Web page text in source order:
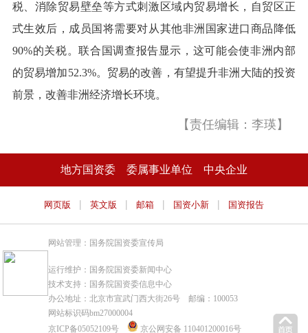
税、消除贸易壁垒等方式刺激区域内贸易增长，自贸区正
式生效后，成员国将需要对从其他非洲国家进口商品降低
90%的关税。联合国调查报告显示，这可能会使非洲内部
的贸易增加52.3%。贸易的改善，有望提升非洲大陆的投资
前景，改善非洲经济增长环境。
【责任编辑：李瑛】
地方国资委 委属事业单位 中央企业
网页版 | 英文版 | 邮箱 | 国资小新 | 国资报告
网站管理：国务院国资委宣传局
运行维护：国务院国资委新闻中心
技术支持：国务院国资委信息中心
办公地址：北京市宣武门西大街26号 邮编：100053
网站标识码bm27000004
京ICP备05052109号
京公网安备 110401200016号